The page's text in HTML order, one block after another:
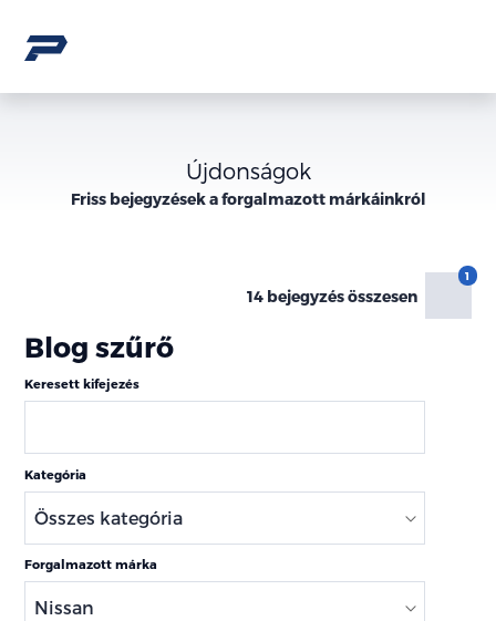
Újdonságok
Friss bejegyzések a forgalmazott márkáinkról
14 bejegyzés összesen
Blog szűrő
Keresett kifejezés
Kategória
Forgalmazott márka